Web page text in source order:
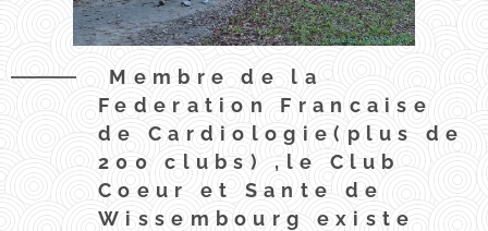
Membre de la
Federation Francaise
de Cardiologie(plus de
200 clubs) ,le Club
Coeur et Sante de
Wissembourg existe